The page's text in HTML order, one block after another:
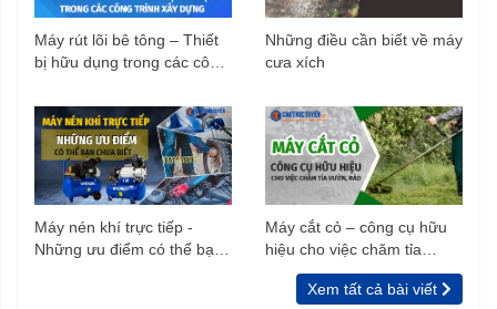
Máy rút lõi bê tông – Thiết
bị hữu dụng trong các công
Những điều cần biết về máy
cưa xích
Máy nén khí trực tiếp -
Những ưu điểm có thể bạn
Máy cắt cỏ – công cụ hữu
hiệu cho việc chăm tỉa
vườn, rào
Xem tất cả bài viết